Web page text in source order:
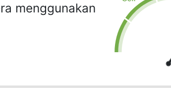
menggunakan